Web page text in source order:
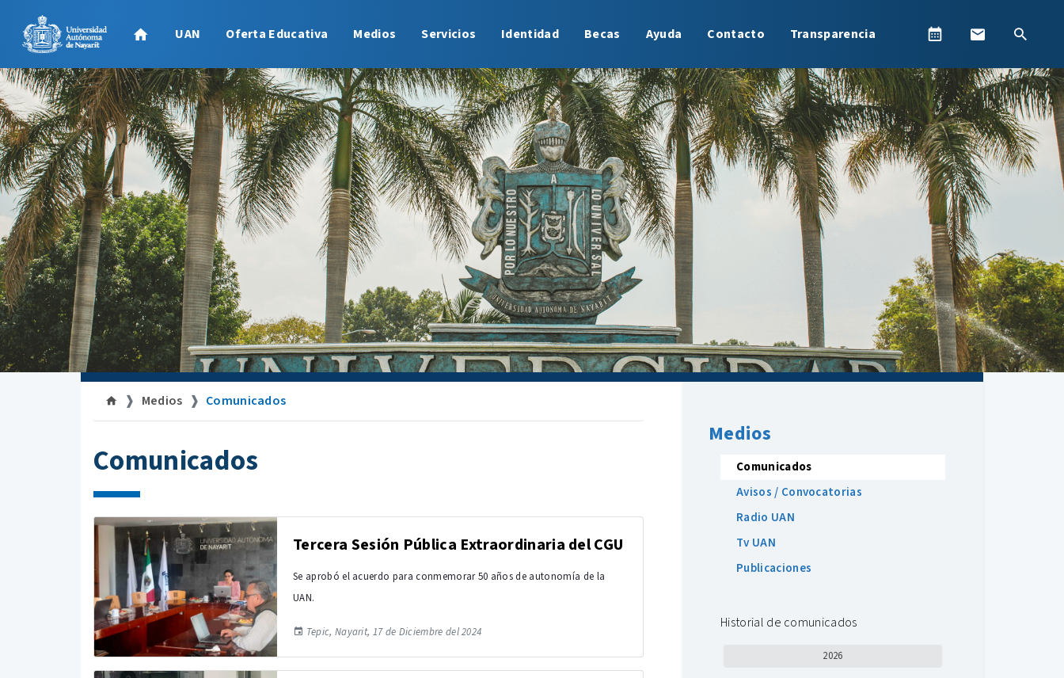
UAN Oferta Educativa Medios Servicios Identidad Becas Ayuda Contacto Transparencia
Medios Comunicados
Comunicados
Tercera Sesión Pública Extraordinaria del CGU
Se aprobó el acuerdo para conmemorar 50 años de autonomía de la
UAN.
Tepic, Nayarit, 17 de Diciembre del 2024
Medios
Comunicados
Avisos / Convocatorias
Radio UAN
Tv UAN
Publicaciones
Historial de comunicados
2026